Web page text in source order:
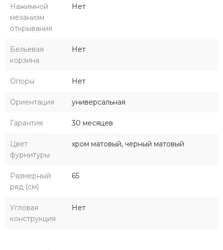
Нажимной
механизм
открывания
Нет
Бельевая
корзина
Нет
Опоры Нет
Ориентация универсальная
Гарантия 30 месяцев
Цвет
фурнитуры
хром матовый, черный матовый
Размерный
ряд (см)
65
Угловая
конструкция
Нет